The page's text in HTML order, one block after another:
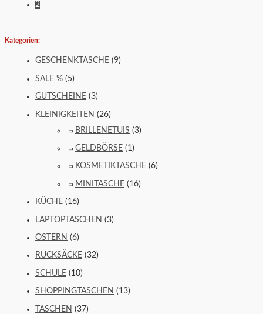
2
Kategorien:
GESCHENKTASCHE (9)
SALE % (5)
GUTSCHEINE (3)
KLEINIGKEITEN (26)
BRILLENETUIS (3)
GELDBÖRSE (1)
KOSMETIKTASCHE (6)
MINITASCHE (16)
KÜCHE (16)
LAPTOPTASCHEN (3)
OSTERN (6)
RUCKSÄCKE (32)
SCHULE (10)
SHOPPINGTASCHEN (13)
TASCHEN (37)